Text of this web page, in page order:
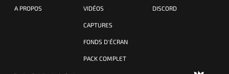
A PROPOS VIDÉOS
CAPTURES
FONDS D'ÉCRAN
PACK COMPLET
DISCORD